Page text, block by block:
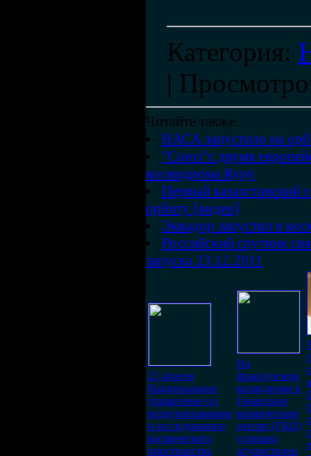
Категория:
|
Читайте также:
НАСА запустило на
"Союз"с двумя
космодрома Куру
Первый казахстанский
орбиту [видео]
Эквадор запустил в
Российский спутник
запуска 23.12.2011
21 апреля
Национальное
управление по
воздухоплаванию
и исследованию
космического
пространства
На
французском
космодроме в
Гвианском
космическом
центре (ГКЦ)
успешно
осуществлен